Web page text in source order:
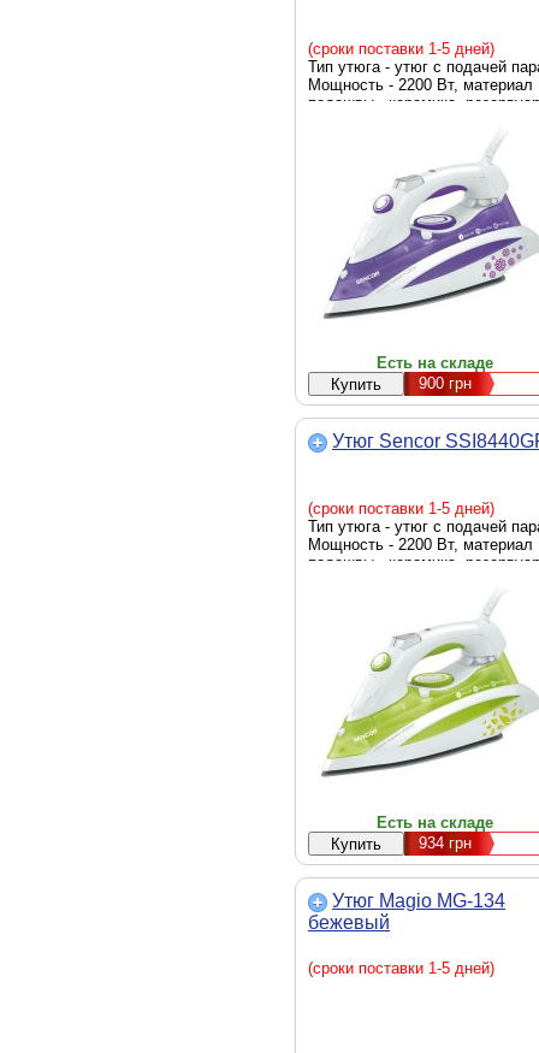
(сроки поставки 1-5 дней)
Тип утюга - утюг с подачей
Мощность - 2200 Вт, материал
подошвы - керамика, резервуар
самоочистки,
фиолетовый
Есть на складе
900грн
Утюг Sencor
(сроки поставки 1-5 дней)
Тип утюга - утюг с подачей
Мощность - 2200 Вт, материал
подошвы - керамика, резервуар
самоочистки,
система, Цвет - белый,
Есть на складе
934грн
Утюг Magio MG-134
бежевый
(сроки поставки 1-5 дней)